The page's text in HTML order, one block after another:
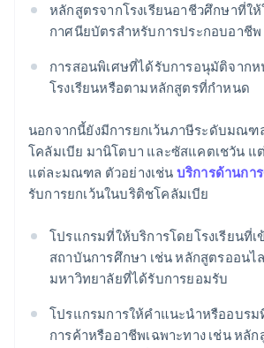
หลักสูตรจากโรงเรียนอาชีวศึกษาที่ใ
กาศนียบัตรสําหรับการประกอบอาชีพ
การสอนพิเศษที่ได้รับการอนุมัติจากห
โรงเรียนหรือตามหลักสูตรที่กําหนด
นอกจากนี้ยังมีการยกเว้นภาษีระดับมณฑ
โคลัมเบีย มานิโตบา และซัสแคตเชวัน แ
แต่ละมณฑล ตัวอย่างเช่น บริการด้านกา
รับการยกเว้นในบริติชโคลัมเบีย
โปรแกรมที่ให้บริการโดยโรงเรียนที่
สถาบันการศึกษา เช่น หลักสูตรออนไ
มหาวิทยาลัยที่ได้รับการยอมรับ
โปรแกรมการให้คําแนะนําหรืออบร
การค้าหรืออาชีพเฉพาะทาง เช่น หลั